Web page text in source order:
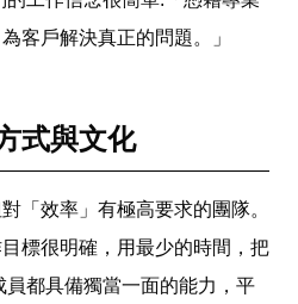
客戶解決真正的問題。」
式與文化
「效率」有極高要求的團隊。
標很明確，用最少的時間，把
都具備獨當一面的能力，平